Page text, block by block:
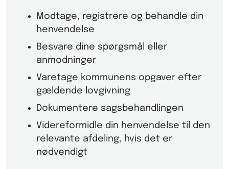
Modtage, registrere og behandle din
henvendelse
Besvare dine spørgsmål eller
anmodninger
Varetage kommunens opgaver efter
gældende lovgivning
Dokumentere sagsbehandlingen
Videreformidle din henvendelse til den
relevante afdeling, hvis det er
nødvendigt